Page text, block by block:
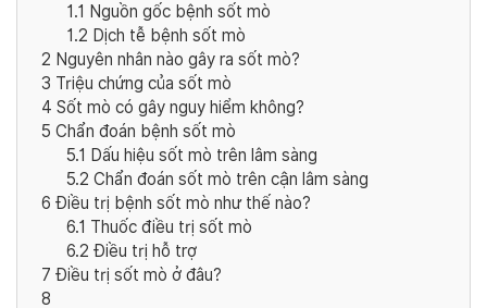
1.1 Nguồn gốc bệnh sốt mò
1.2 Dịch tễ bệnh sốt mò
2 Nguyên nhân nào gây ra sốt mò?
3 Triệu chứng của sốt mò
4 Sốt mò có gây nguy hiểm không?
5 Chẩn đoán bệnh sốt mò
5.1 Dấu hiệu sốt mò trên lâm sàng
5.2 Chẩn đoán sốt mò trên cận lâm sàng
6 Điều trị bệnh sốt mò như thế nào?
6.1 Thuốc điều trị sốt mò
6.2 Điều trị hỗ trợ
7 Điều trị sốt mò ở đâu?
8